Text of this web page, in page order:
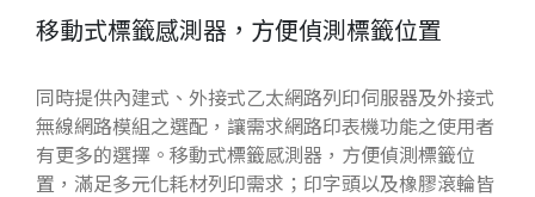
移動式標籤感測器，方便偵測標籤位置
同時提供內建式、外接式乙太網路列印伺服器及外接式
無線網路模組之選配，讓需求網路印表機功能之使用者
有更多的選擇。移動式標籤感測器，方便偵測標籤位
置，滿足多元化耗材列印需求；印字頭以及橡膠滾輪皆